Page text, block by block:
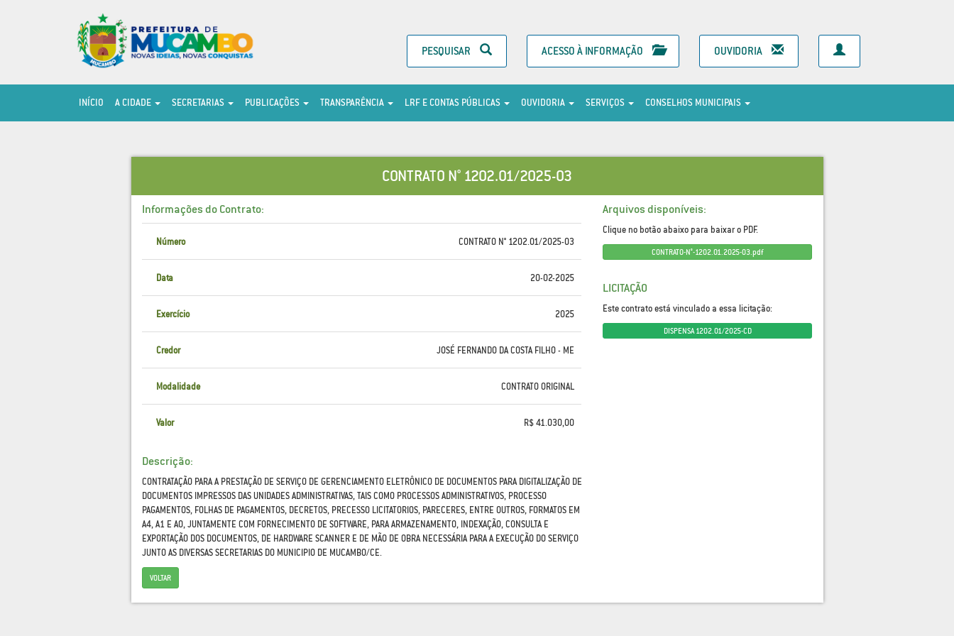
PESQUISAR ACESSO À INFORMAÇÃO OUVIDORIA
INÍCIO A CIDADE SECRETARIAS PUBLICAÇÕES TRANSPARÊNCIA LRF E CONTAS PÚBLICAS OUVIDORIA SERVIÇOS CONSELHOS MUNICIPAIS
CONTRATO N° 1202.01/2025-03
Informações do Contrato:
Número CONTRATO N° 1202.01/2025-03
Data 20-02-2025
Exercício 2025
Credor JOSÉ FERNANDO DA COSTA FILHO - ME
Modalidade CONTRATO ORIGINAL
Valor R$ 41.030,00
Descrição:
CONTRATAÇÃO PARA A PRESTAÇÃO DE SERVIÇO DE GERENCIAMENTO ELETRÔNICO DE DOCUMENTOS PARA DIGITALIZAÇÃO DE
DOCUMENTOS IMPRESSOS DAS UNIDADES ADMINISTRATIVAS, TAIS COMO PROCESSOS ADMINISTRATIVOS, PROCESSO
PAGAMENTOS, FOLHAS DE PAGAMENTOS, DECRETOS, PRECESSO LICITATORIOS, PARECERES, ENTRE OUTROS, FORMATOS EM
A4, A1 E A0, JUNTAMENTE COM FORNECIMENTO DE SOFTWARE, PARA ARMAZENAMENTO, INDEXAÇÃO, CONSULTA E
EXPORTAÇÃO DOS DOCUMENTOS, DE HARDWARE SCANNER E DE MÃO DE OBRA NECESSÁRIA PARA A EXECUÇÃO DO SERVIÇO
JUNTO AS DIVERSAS SECRETARIAS DO MUNICIPIO DE MUCAMBO/CE.
VOLTAR
Arquivos disponíveis:
Clique no botão abaixo para baixar o PDF.
CONTRATO-N°-1202.01.2025-03.pdf
LICITAÇÃO
Este contrato está vinculado a essa licitação:
DISPENSA 1202.01/2025-CD